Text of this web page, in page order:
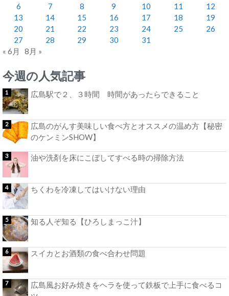
6
7 8 9 10 11
12
13
14 15 16 17 18
19
20
21 22 23 24 25
26
27
28 29 30
31
« 6月
8月 »
今週の人気記事
広島駅で２、３時間 時間があったらできること
広島のがんす美味しい食べ方とオススメの温め方【秘密
のケンミンSHOW】
油や洗剤を床にこぼしてすべる時の掃除方法
ちくわを冷凍してはいけない理由
知る人ぞ知る【ひろしまっこ汁】
スイカとお酒類の食べ合わせ問題
広島風お好み焼きをヘラを使って鉄板で上手に食べるコ